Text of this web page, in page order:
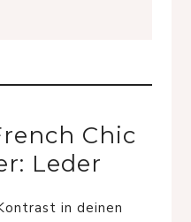
Chic
Leder
in deinen